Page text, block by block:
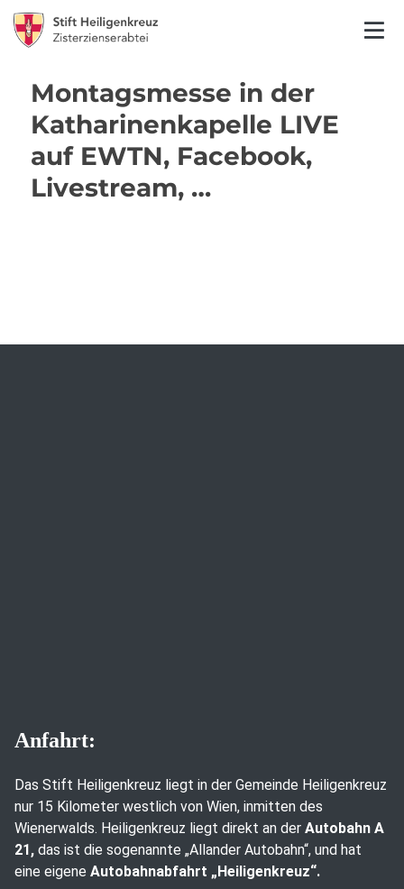
Montagsmesse in der
Katharinenkapelle LIVE
auf EWTN, Facebook,
Livestream, …
Anfahrt:
Das Stift Heiligenkreuz liegt in der Gemeinde Heiligenkreuz
nur 15 Kilometer westlich von Wien, inmitten des
Wienerwalds. Heiligenkreuz liegt direkt an der Autobahn A
21, das ist die sogenannte „Allander Autobahn“, und hat
eine eigene Autobahnabfahrt „Heiligenkreuz“.